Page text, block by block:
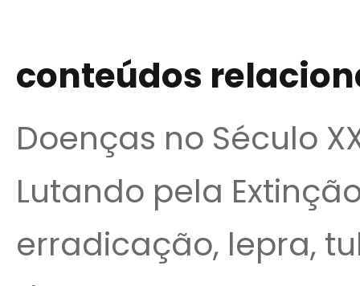
conteúdos
Doenças no Século
Lutando pela
erradicação, lepra,